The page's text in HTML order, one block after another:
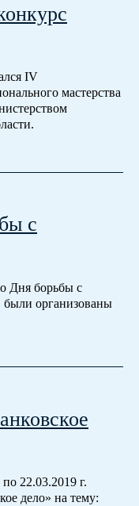
IV
мастерства
с
Дня борьбы с
организованы
22.03.2019 г.
дело» на тему: